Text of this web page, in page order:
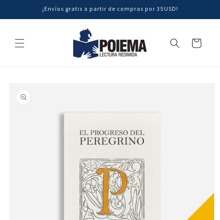
directamente
al contenido
¡Envíos gratis a partir de compras por 35USD!
Carrito
a la
información